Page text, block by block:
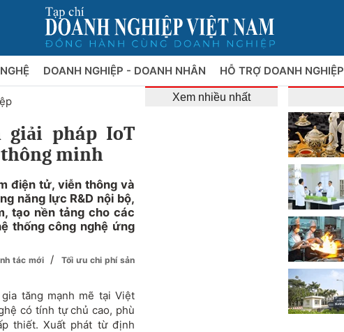
DOANH NGHIỆP - DOANH NHÂN HỖ TRỢ DOANH NGHIỆP
giải pháp IoT
thông minh
điện tử, viễn thông và
năng lực R&D nội bộ,
tạo nền tảng cho các
thống công nghệ ứng
tác mới /
Tối ưu chi phí sản
tăng mạnh mẽ tại Việt
có tính tự chủ cao, phù
thiết. Xuất phát từ định
Xem nhiều nhất